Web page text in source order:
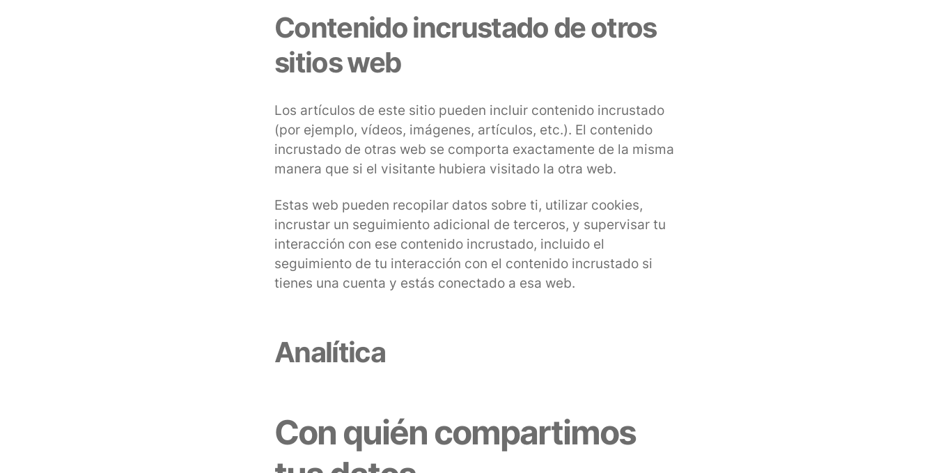
Contenido incrustado de otros
sitios web
Los artículos de este sitio pueden incluir contenido incrustado
(por ejemplo, vídeos, imágenes, artículos, etc.). El contenido
incrustado de otras web se comporta exactamente de la misma
manera que si el visitante hubiera visitado la otra web.
Estas web pueden recopilar datos sobre ti, utilizar cookies,
incrustar un seguimiento adicional de terceros, y supervisar tu
interacción con ese contenido incrustado, incluido el
seguimiento de tu interacción con el contenido incrustado si
tienes una cuenta y estás conectado a esa web.
Analítica
Con quién compartimos